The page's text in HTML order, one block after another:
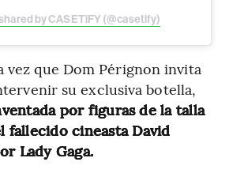
by CASETiFY (@casetify)
vez que Dom Pérignon invita
su exclusiva botella,
por figuras de la talla
fallecido cineasta David
Lady Gaga.